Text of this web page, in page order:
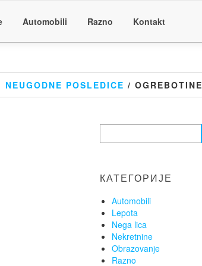
Automobili Razno Kontakt
POSLEDICE / OGREBOTINE
за:
КАТЕГОРИЈЕ
Automobili
Lepota
Nega lica
Nekretnine
Obrazovanje
Razno